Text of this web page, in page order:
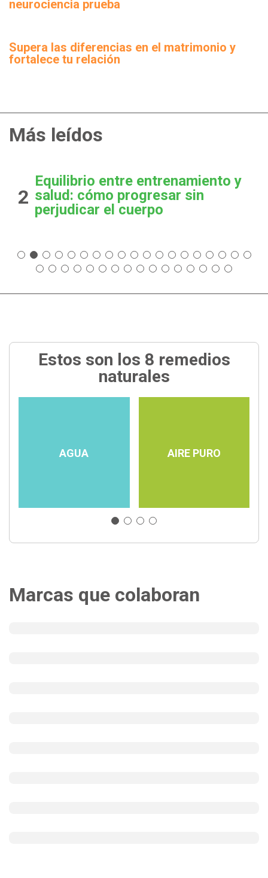
neurociencia prueba
Supera las diferencias en el matrimonio y
fortalece tu relación
Más leídos
2
Equilibrio entre entrenamiento y
salud: cómo progresar sin
perjudicar el cuerpo
Estos son los 8 remedios
naturales
AGUA AIRE PURO
Marcas que colaboran